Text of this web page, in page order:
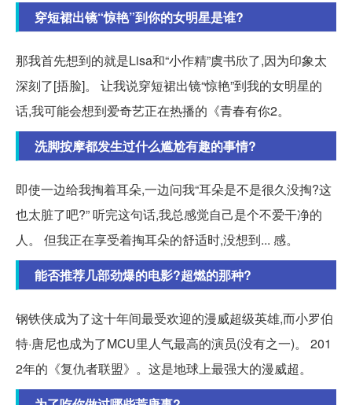
穿短裙出镜“惊艳”到你的女明星是谁?
那我首先想到的就是Lisa和“小作精”虞书欣了,因为印象太
深刻了[捂脸]。 让我说穿短裙出镜“惊艳”到我的女明星的
话,我可能会想到爱奇艺正在热播的《青春有你2。
洗脚按摩都发生过什么尴尬有趣的事情?
即使一边给我掏着耳朵,一边问我“耳朵是不是很久没掏?这
也太脏了吧?” 听完这句话,我总感觉自己是个不爱干净的
人。 但我正在享受着掏耳朵的舒适时,没想到... 感。
能否推荐几部劲爆的电影?超燃的那种?
钢铁侠成为了这十年间最受欢迎的漫威超级英雄,而小罗伯
特·唐尼也成为了MCU里人气最高的演员(没有之一)。 201
2年的《复仇者联盟》。这是地球上最强大的漫威超。